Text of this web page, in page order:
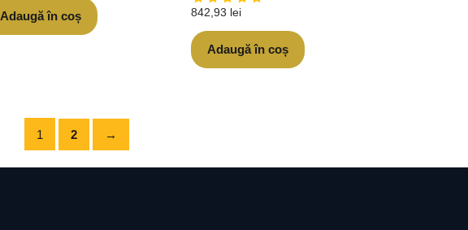
Adaugă în coș 842,93 lei
Adaugă în coș
1 2 →